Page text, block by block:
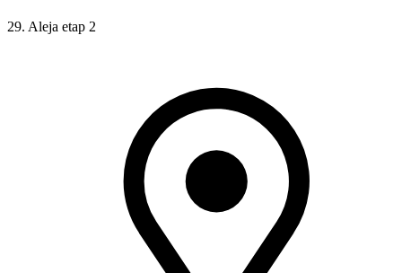
29. Aleja etap 2